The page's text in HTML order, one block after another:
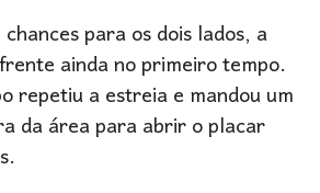
para os dois lados, a
ainda no primeiro tempo.
repetiu a estreia e mandou um
da área para abrir o placar